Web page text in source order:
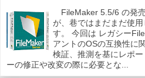
FileMaker 5.5/6 の発
が、巷ではまだまだ使
す。 今回は レガシー
アントのOSの互換性に
検証、推測を基にレポ
ーの修正や改変の際に必要とな...